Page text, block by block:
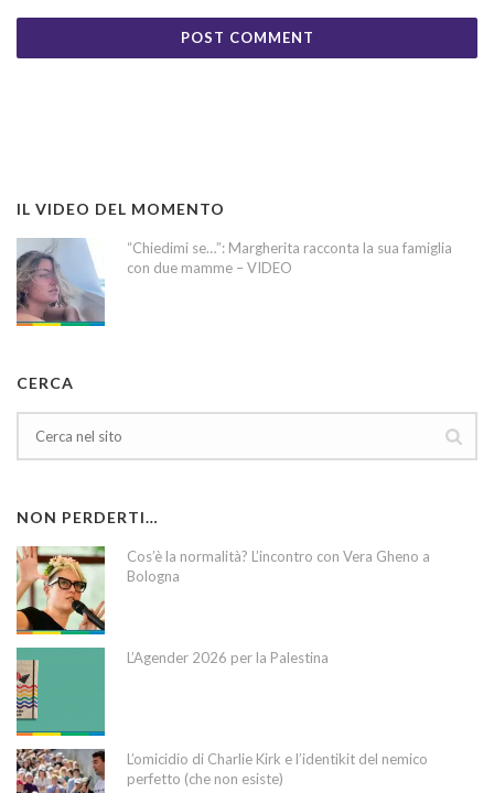
IL VIDEO DEL MOMENTO
“Chiedimi se…”: Margherita racconta la sua famiglia
con due mamme – VIDEO
CERCA
NON PERDERTI…
Cos’è la normalità? L’incontro con Vera Gheno a
Bologna
L’Agender 2026 per la Palestina
L’omicidio di Charlie Kirk e l’identikit del nemico
perfetto (che non esiste)